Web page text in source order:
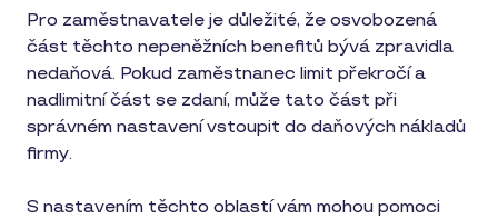
Pro zaměstnavatele je důležité, že osvobozená
část těchto nepeněžních benefitů bývá zpravidla
nedaňová. Pokud zaměstnanec limit překročí a
nadlimitní část se zdaní, může tato část při
správném nastavení vstoupit do daňových nákladů
firmy.
S nastavením těchto oblastí vám mohou pomoci